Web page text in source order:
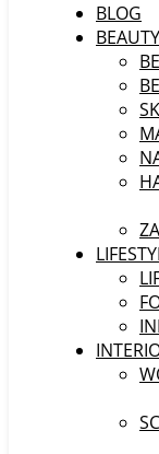
BLOG
BEAUTY